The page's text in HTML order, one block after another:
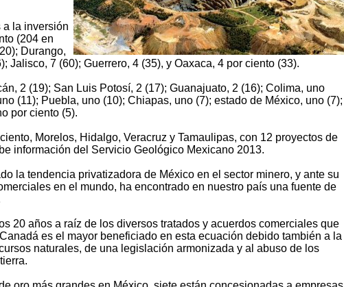
a la inversión
(204 en
Durango,
Jalisco, 7 (60); Guerrero, 4 (35), y Oaxaca, 4 por ciento (33).
2 (19); San Luis Potosí, 2 (17); Guanajuato, 2 (16); Colima, uno
(11); Puebla, uno (10); Chiapas, uno (7); estado de México, uno (7);
por ciento (5).
Morelos, Hidalgo, Veracruz y Tamaulipas, con 12 proyectos de
información del Servicio Geológico Mexicano 2013.
la tendencia privatizadora de México en el sector minero, y ante su
en el mundo, ha encontrado en nuestro país una fuente de
20 años a raíz de los diversos tratados y acuerdos comerciales que
es el mayor beneficiado en esta ecuación debido también a la
naturales, de una legislación armonizada y al abuso de los